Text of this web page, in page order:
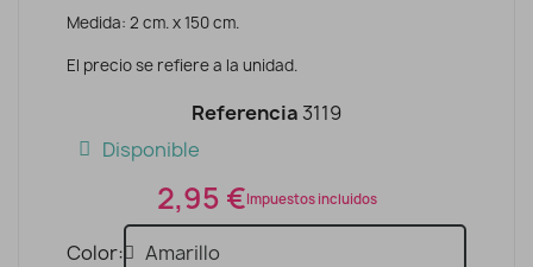
Medida: 2 cm. x 150 cm.
El precio se refiere a la unidad.
Referencia 3119
Disponible
2,95 €Impuestos incluidos
Color